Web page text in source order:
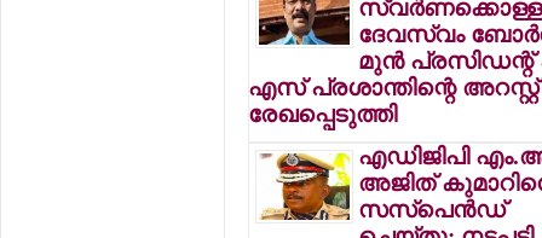
ദേവസ്വം
മുന്‍ പ്രസിഡന്റ്
എസ് പ്രശാന്തിന്റെ അറസ്റ്റ്
രേഖപ്പെടുത്തി
എഡിജിപി
അജിത്
സസ്പെന്‍ഡ്